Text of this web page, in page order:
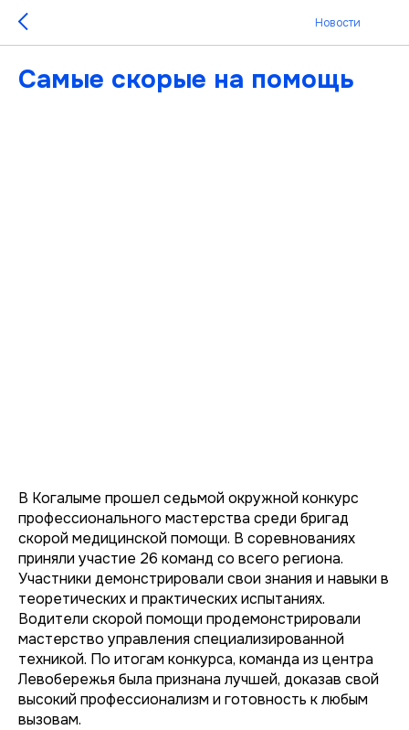
Новости
Самые скорые на помощь
В Когалыме прошел седьмой окружной конкурс
профессионального мастерства среди бригад
скорой медицинской помощи. В соревнованиях
приняли участие 26 команд со всего региона.
Участники демонстрировали свои знания и навыки в
теоретических и практических испытаниях.
Водители скорой помощи продемонстрировали
мастерство управления специализированной
техникой. По итогам конкурса, команда из центра
Левобережья была признана лучшей, доказав свой
высокий профессионализм и готовность к любым
вызовам.